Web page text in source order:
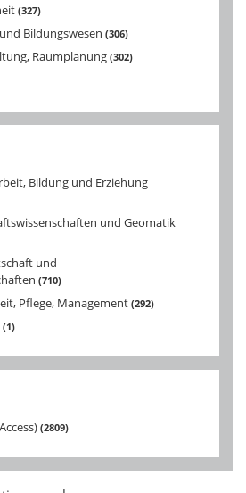
327
Bildungswesen 306
Raumplanung 302
Bildung und Erziehung
und Geomatik
und
710
Pflege, Management 292
1
2809